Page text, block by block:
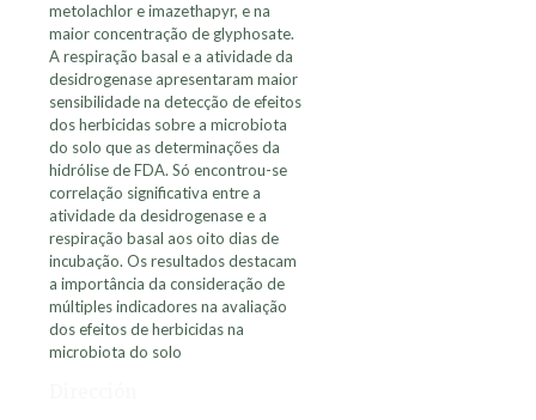
metolachlor e imazethapyr, e na
maior concentração de glyphosate.
A respiração basal e a atividade da
desidrogenase apresentaram maior
sensibilidade na detecção de efeitos
dos herbicidas sobre a microbiota
do solo que as determinações da
hidrólise de FDA. Só encontrou-se
correlação significativa entre a
atividade da desidrogenase e a
respiração basal aos oito dias de
incubação. Os resultados destacam
a importância da consideração de
múltiples indicadores na avaliação
dos efeitos de herbicidas na
microbiota do solo